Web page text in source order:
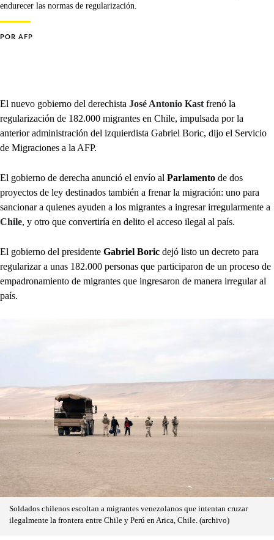
endurecer las normas de regularización.
POR AFP
El nuevo gobierno del derechista José Antonio Kast frenó la
regularización de 182.000 migrantes en Chile, impulsada por la
anterior administración del izquierdista Gabriel Boric, dijo el Servicio
de Migraciones a la AFP.
El gobierno de derecha anunció el envío al Parlamento de dos
proyectos de ley destinados también a frenar la migración: uno para
sancionar a quienes ayuden a los migrantes a ingresar irregularmente a
Chile, y otro que convertiría en delito el acceso ilegal al país.
El gobierno del presidente Gabriel Boric dejó listo un decreto para
regularizar a unas 182.000 personas que participaron de un proceso de
empadronamiento de migrantes que ingresaron de manera irregular al
país.
Soldados chilenos escoltan a migrantes venezolanos que intentan cruzar
ilegalmente la frontera entre Chile y Perú en Arica, Chile. (archivo)